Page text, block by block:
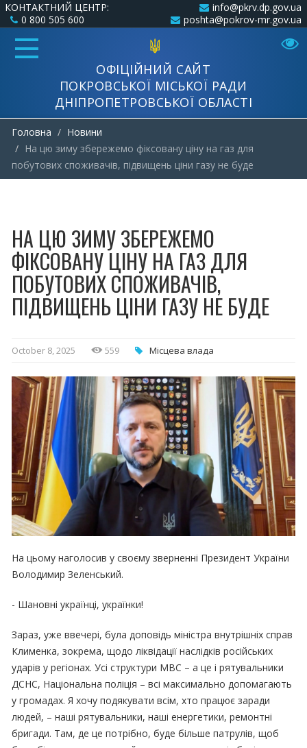
КОНТАКТНИЙ ЦЕНТР:
0 800 505 600
info@pkrv.dp.gov.ua
poshta@pokrov-mr.gov.ua
ОФІЦІЙНИЙ САЙТ
ПОКРОВСЬКОЇ МІСЬКОЇ РАДИ
ДНІПРОПЕТРОВСЬКОЇ ОБЛАСТІ
Головна
Новини
На цю зиму збережемо фіксовану ціну на газ для
побутових споживачів, підвищень ціни газу не буде
НА ЦЮ ЗИМУ ЗБЕРЕЖЕМО
ФІКСОВАНУ ЦІНУ НА ГАЗ ДЛЯ
ПОБУТОВИХ СПОЖИВАЧІВ,
ПІДВИЩЕНЬ ЦІНИ ГАЗУ НЕ БУДЕ
October 8, 2025 559 Місцева влада
На цьому наголосив у своєму зверненні Президент України
Володимир Зеленський.
- Шановні українці, українки!
Зараз, уже ввечері, була доповідь міністра внутрішніх справ
Клименка, зокрема, щодо ліквідації наслідків російських
ударів у регіонах. Усі структури МВС – а це і рятувальники
ДСНС, Національна поліція – всі максимально допомагають
у громадах. Я хочу подякувати всім, хто працює заради
людей, – наші рятувальники, наші енергетики, ремонтні
бригади. Там, де це потрібно, буде більше патрулів, щоб